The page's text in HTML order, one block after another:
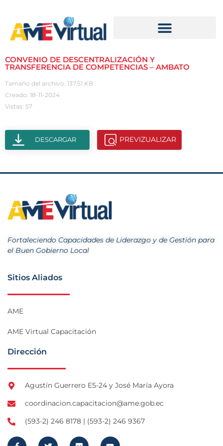
CONVENIO DE DESCENTRALIZACIÓN Y
TRANSFERENCIA DE COMPETENCIAS – AMBATO
Tamaño del archivo: 137.51 KB
Creado: 18-11-2024
Vistas: 57
DESCARGAR PREVIZUALIZAR
Fortaleciendo Capacidades de Liderazgo y de Gestión para
el Buen Gobierno Local
Sitios Aliados
AME
AME Virtual Capacitación
Dirección
Agustín Guerrero E5-24 y José María Ayora
coordinacion.capacitacion@ame.gob.ec
(593-2) 246 8178 | (593-2) 246 9367